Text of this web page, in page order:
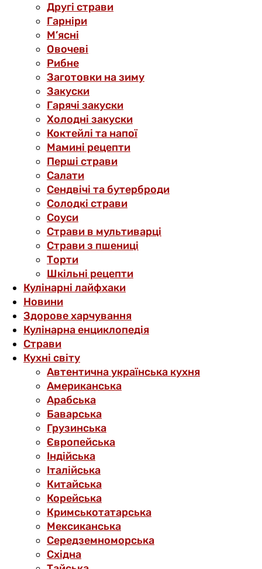
Другі страви
Гарніри
М’ясні
Овочеві
Рибне
Заготовки на зиму
Закуски
Гарячі закуски
Холодні закуски
Коктейлі та напої
Мамині рецепти
Перші страви
Салати
Сендвічі та бутерброди
Солодкі страви
Соуси
Страви в мультиварці
Страви з пшениці
Торти
Шкільні рецепти
Кулінарні лайфхаки
Новини
Здорове харчування
Кулінарна енциклопедія
Страви
Кухні світу
Автентична українська кухня
Американська
Арабська
Баварська
Грузинська
Європейська
Індійська
Італійська
Китайська
Корейська
Кримськотатарська
Мексиканська
Середземноморська
Східна